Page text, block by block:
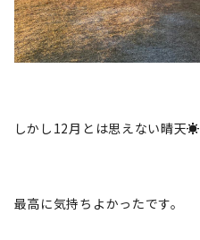
しかし12月とは思えない晴天☀️
最高に気持ちよかったです。